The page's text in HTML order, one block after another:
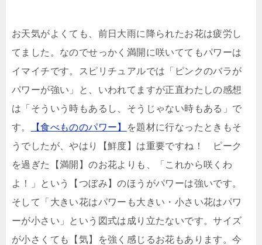
お天気がよくても、前日大雨に降られたお花は疲労し
てました。なのでせっかく満開に咲いててもパワーは
イマイチです。スピリチュアルでは「ピンクのバラが
パワーが強い」と、いわれてますが正直わたしの感想
は「そういう時もあるし、そうじゃない時もある」で
す。
【食べもののパワー】
を題材に行なったときもそ
うでしたが、やはり【鮮度】は重要ですね！ ピーク
を過ぎた【満開】のお花よりも、「これから咲くわ
よ！」という【つぼみ】のほうがパワーは強いです。
そして「大きい花はパワーも大きい・小さい花はパワ
ーが小さい」という図式は成り立たないです。サイズ
が小さくても【気】を強く感じるお花もあります。今